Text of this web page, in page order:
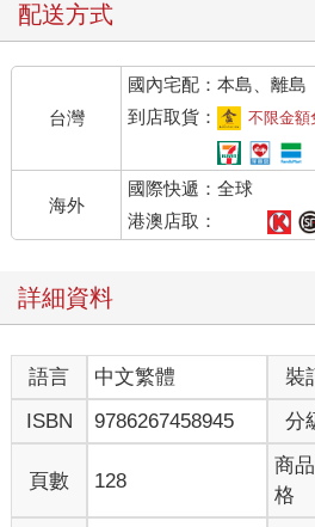
配送方式
台灣
國內宅配：本島、離島
到店取貨：
不限金額
海外
國際快遞：全球
港澳店取：
詳細資料
語言 中文繁體 裝
ISBN
9786267458945 分
頁數 128
商
格